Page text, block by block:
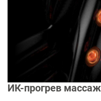
ИК-прогрев